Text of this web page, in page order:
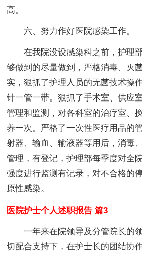
高。
六、努力作好医院感染工作。
在我院没设感染科之前，护理
够做到的尽量做到，严格消毒、灭
实，狠抓了护理人员的无菌技术操
针一管一带。狠抓了手术室、供应
管理和监测，对各科室的治疗室、
养一次。严格了一次性医疗用品的
射器、输血、输液器等用后，消毒
管理，有登记，护理部每季度对全
强度进行监测有记录，对不合格的
原性感染。
医院护士个人述职报告 篇3
一年来在院领导及分管院长的
切配合支持下，在护士长的团结协